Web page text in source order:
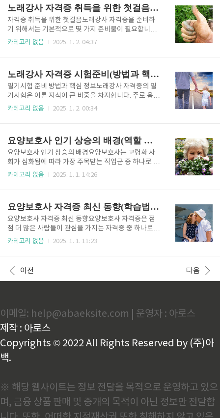
원에서는 보통..
‘음악 기초 이론서’가 있습니다. 이 교재들은 발성법, 음
정 이해, 리듬 분석, 그리고 음악 이론의 기본 구조를 체
계적으로 설명합니다. 특히, 노래강사 자격증 필기시험
에서 자주 출제되는 음악 용어와 악보 읽기 관련 내용을
상세히 다루고 있어 초보자도 쉽게 학습할 수 있습니다.
자격증 기출문제집..
노래강사 자격증 취득을 위한 첫걸음(스킬훈련, 취득자의 경험담)
자격증 취득을 위한 첫걸음노래강사 자격증을 준비하
기 위해서는 기본적으로 몇 가지 준비물이 필요합니다.
우선 가장 중요한 것은 공식 교재와 학습 자료입니다.
사용하는 교재로는 "노래 지도 이론서"와 "발성법 실습
가이드" 등이 있습니다. 이 교재들은 자격증 시험에서
자주 등장하는 주제와 질문을 다루며, 기초적인 이론뿐
만 아니라 응용문제까지 대비할 수 있도록 구성되어 있
습니다. 추가로, 필기시험 대비를 위해 음악 이론 강의
수입니다. 시험 준비 과정에서..
카테고리 없음 2025. 1. 2. 04:37
노래강사 자격증 시험준비(방법과 핵심정보, 연습팁, 전략)
필기시험 준비 방법과 핵심 정보노래강사 자격증의 필
기시험은 이론 지식이 큰 비중을 차지합니다. 주로 음악
이론, 발성 기법, 음정과 리듬 등에 대한 이해도를 평가
철저히 학습하는 것입니다. 예를 들어, 발성의 원리에
대한 질문이 출제되었을 때 기본적인 해부학적 지식과
음성학적 설명을 할 수 있어야 합니다. 또한, 악보를 읽
는 능력과 간단한 편곡 지식이 요구될 수 있으므로, 이
부분에 대한 추가 연습도 필요합니다.효율적인 학습 전
하고, 시험의 난..
카테고리 없음 2025. 1. 2. 00:34
요양보호사 인기 상승의 배경(역할 변화, 안정성의 장점)
요양보호사 인기 상승의 배경요양보호사는 고령화 사
회가 심화됨에 따라 가장 주목받는 직업군 중 하나로 자
리 잡고 있습니다. 한국은 2024년 현재 초고령 사회로
고령화의 가속화와 함께 가족 내 돌봄 역할이 감소하고,
전문적인 돌봄이 요구되는 상황이 많아지면서 요양보
호사의 필요성이 더욱 강조되고 있습니다.고령화와 요
양보호사의 역할 변화고령화는 단순히 노인 인구가 증
가하는 현상을 넘어, 가족 구조와 생활 방식의 변화를
이 일반적이었지만, 현재는 핵가족화와 여성의 사회 진
출 증가로 인해 가족 내 돌봄 기..
카테고리 없음 2025. 1. 1. 14:26
요양보호사 자격증 최신 동향(학습법, 취득 후 혜택)
요양보호사 자격증 최신 동향요양보호사 자격증은 점
점 더 많은 사람들이 관심을 가지는 자격증 중 하나로
자리 잡고 있습니다. 2024년에는 고령화가 더욱 가속
적으로 노년기에 접어들며 요양보호사의 수요가 폭발
적으로 증가하고 있는 상황입니다.정부에서도 이러한
교육 과정을 보다 실무 중심으로 개편하는 방향으로 나
아가고 있습니다. 또한, 취업 지원을 위해 지역별 장기
요양기관과 협력하여 자격증 소지자들의 취업률을 높
이려는 움직임도 활발합니다.요양보호사 자격증 ..
카테고리 없음 2025. 1. 1. 11:23
이전 다음
이메일: help@abaeksite.com | 운영자 : 아로스
제작 : 아로스
Copyrights © 2022 All Rights Reserved by (주)아
백.
※ 해당 웹사이트는 정보 전달을 목적으로 운영하고 있으
며, 금융 상품 판매 및 중개의 목적이 아닌 정보만 전달합